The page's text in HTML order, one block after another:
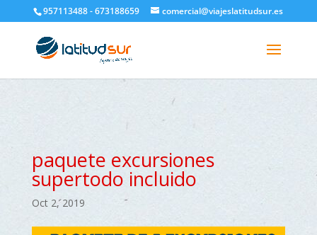
google-site-verification=H6A6AFFbXLQPnewL7da5KWjTFeKytP3gbsCfUlQl-
3k
957113488 - 673188659 comercial@viajeslatitudsur.es
paquete excursiones
supertodo incluido
Oct 2, 2019